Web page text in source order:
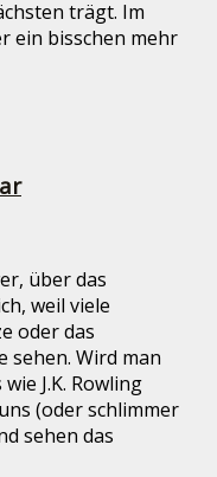
trägt. Im
ein bisschen mehr
über das
weil viele
oder das
sehen. Wird man
J.K. Rowling
(oder schlimmer
sehen das